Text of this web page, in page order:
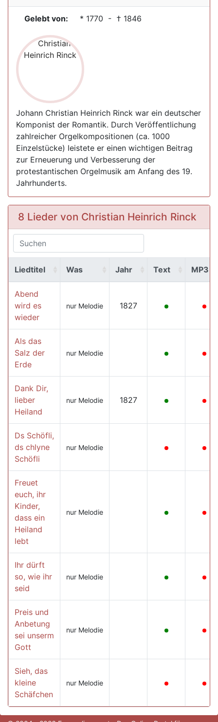
Gelebt von: * 1770 - † 1846
Johann Christian Heinrich Rinck war ein deutscher
Komponist der Romantik. Durch Veröffentlichung
zahlreicher Orgelkompositionen (ca. 1000
Einzelstücke) leistete er einen wichtigen Beitrag
zur Erneuerung und Verbesserung der
protestantischen Orgelmusik am Anfang des 19.
Jahrhunderts.
8 Lieder von Christian Heinrich Rinck
Liedtitel Was Jahr Text MP3
Abend
wird es
wieder
nur Melodie 1827
Als das
Salz der
Erde
nur Melodie
Dank Dir,
lieber
Heiland
nur Melodie 1827
Ds Schöfli,
ds chlyne
Schöfli
nur Melodie
Freuet
euch, ihr
Kinder,
dass ein
Heiland
lebt
nur Melodie
Ihr dürft
so, wie ihr
seid
nur Melodie
Preis und
Anbetung
sei unserm
Gott
nur Melodie
Sieh, das
kleine
Schäfchen
nur Melodie